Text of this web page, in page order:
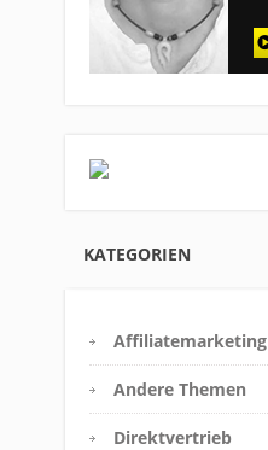
KATEGORIEN
Affiliatemarketing
Andere Themen
Direktvertrieb